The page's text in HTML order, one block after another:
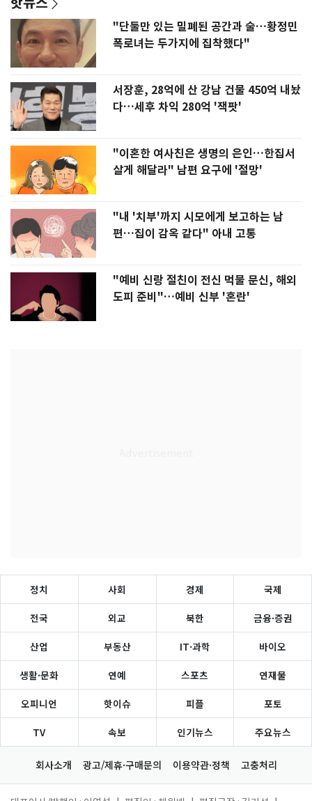
"단둘만 있는 밀폐된 공간과 술…황정민
폭로녀는 두가지에 집착했다"
서장훈, 28억에 산 강남 건물 450억 내놨
다…세후 차익 280억 '잭팟'
"이혼한 여사친은 생명의 은인…한집서
살게 해달라" 남편 요구에 '절망'
"내 '치부'까지 시모에게 보고하는 남
편…집이 감옥 같다" 아내 고통
"예비 신랑 절친이 전신 먹물 문신, 해외
도피 준비"…예비 신부 '혼란'
정치 사회 경제 국제
전국 외교 북한 금융·증권
산업 부동산 IT·과학 바이오
생활·문화 연예 스포츠 연재물
오피니언 핫이슈 피플 포토
TV 속보 인기뉴스 주요뉴스
회사소개 광고/제휴·구매문의 이용약관·정책 고충처리